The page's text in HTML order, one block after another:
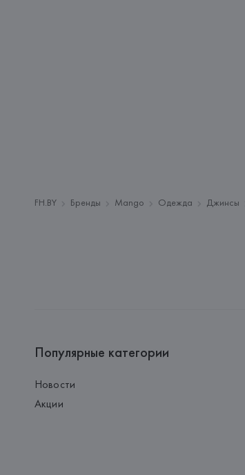
FH.BY Бренды Mango Одежда Джинсы
Популярные категории
Новости
Акции